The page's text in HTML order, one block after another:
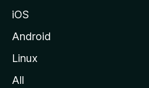
iOS
Android
Linux
All